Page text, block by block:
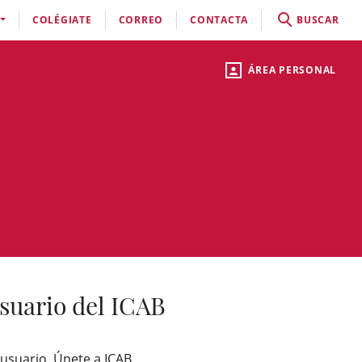
ÁREA PERSONAL
COLÉGIATE CORREO CONTACTA BUSCAR
del ICAB